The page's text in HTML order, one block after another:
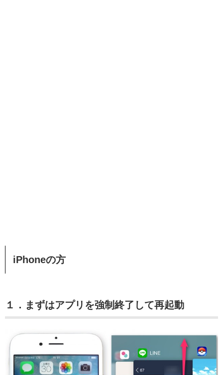
iPhoneの方
１．まずはアプリを強制終了して再起動